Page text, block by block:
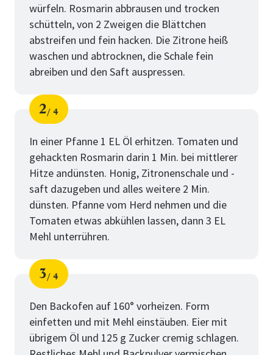
würfeln. Rosmarin abbrausen und trocken
schütteln, von 2 Zweigen die Blättchen
abstreifen und fein hacken. Die Zitrone heiß
waschen und abtrocknen, die Schale fein
abreiben und den Saft auspressen.
Schritt
2
von
4
In einer Pfanne 1 EL Öl erhitzen. Tomaten und
gehackten Rosmarin darin 1 Min. bei mittlerer
Hitze andünsten. Honig, Zitronenschale und -
saft dazugeben und alles weitere 2 Min.
dünsten. Pfanne vom Herd nehmen und die
Tomaten etwas abkühlen lassen, dann 3 EL
Mehl unterrühren.
Schritt
3
von
4
Den Backofen auf 160° vorheizen. Form
einfetten und mit Mehl einstäuben. Eier mit
übrigem Öl und 125 g Zucker cremig schlagen.